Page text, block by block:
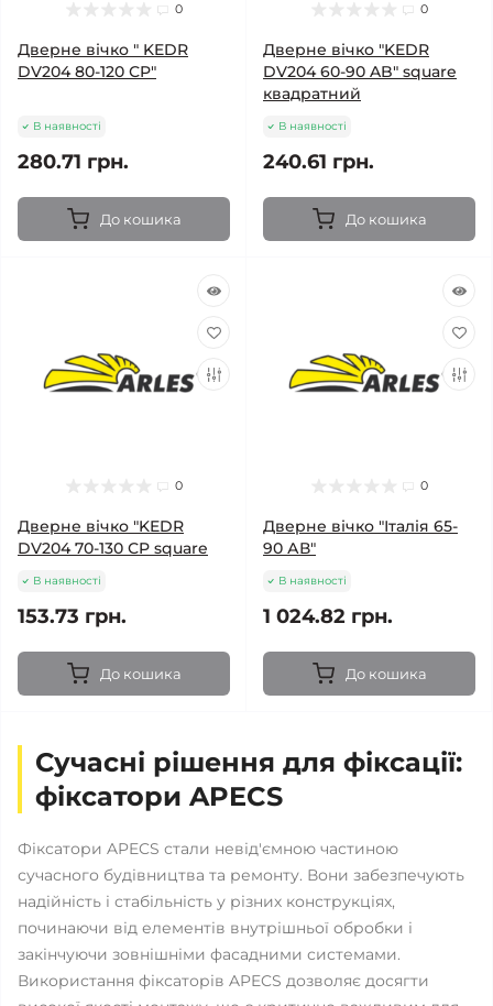
0
Дверне вічко " KEDR
DV204 80-120 СP"
В наявності
280.71 грн.
До кошика
0
Дверне вічко "KEDR
DV204 60-90 AB" square
квадратний
В наявності
240.61 грн.
До кошика
0
Дверне вічко "KEDR
DV204 70-130 СP square
В наявності
153.73 грн.
До кошика
0
Дверне вічко "Італія 65-
90 АВ"
В наявності
1 024.82 грн.
До кошика
Сучасні рішення для фіксації:
фіксатори APECS
Фіксатори APECS стали невід'ємною частиною
сучасного будівництва та ремонту. Вони забезпечують
надійність і стабільність у різних конструкціях,
починаючи від елементів внутрішньої обробки і
закінчуючи зовнішніми фасадними системами.
Використання фіксаторів APECS дозволяє досягти